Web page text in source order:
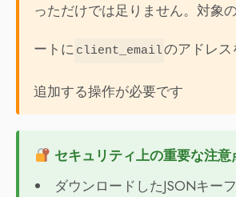
っただけでは足りません。対象
ートに client_emailのアドレ
追加する操作が必要です
セキュリティ上の重要な注意
ダウンロードしたJSONキー